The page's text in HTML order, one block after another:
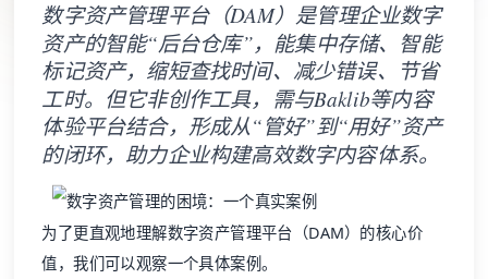
数字资产管理平台（DAM）是管理企业数字
资产的智能“后台仓库”，能集中存储、智能
标记资产，缩短查找时间、减少错误、节省
工时。但它非创作工具，需与Baklib等内容
体验平台结合，形成从“管好”到“用好”资产
的闭环，助力企业构建高效数字内容体系。
为了更直观地理解数字资产管理平台（DAM）的核心价
值，我们可以观察一个具体案例。